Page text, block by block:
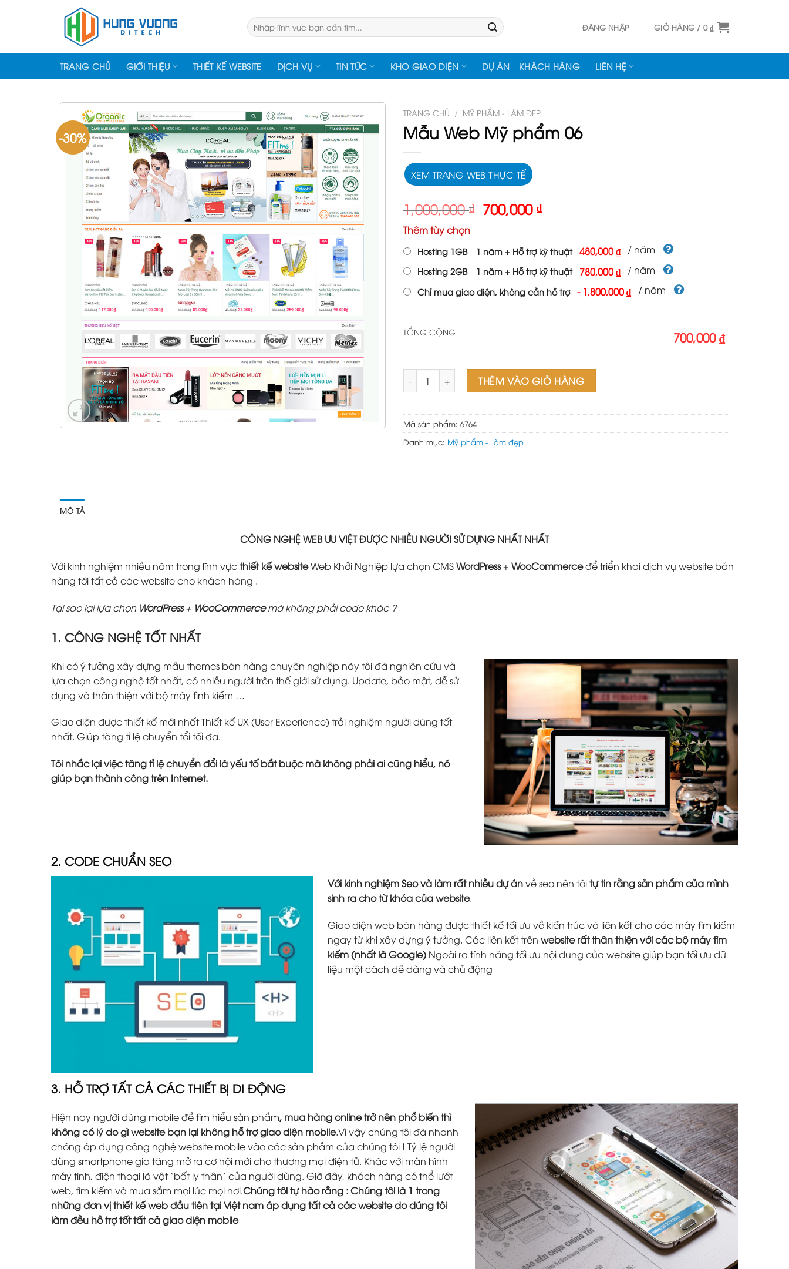
Tìm
kiếm:
ĐĂNG NHẬP GIỎ HÀNG / 0₫
TRANG CHỦ GIỚI THIỆU THIẾT KẾ WEBSITE DỊCH VỤ TIN TỨC KHO GIAO DIỆN DỰ ÁN – KHÁCH HÀNG LIÊN HỆ
-30%
TRANG CHỦ / MỸ PHẨM - LÀM ĐẸP
Mẫu Web Mỹ phẩm 06
XEM TRANG WEB THỰC TẾ
1,000,000₫ Giá
gốc
1,000,000 ₫.
700,000₫Giá
là:
700,000 ₫.
Thêm tùy chọn
Hosting 1GB – 1 năm + Hỗ trợ kỹ thuật 480,000 ₫ / năm
Hosting 2GB – 1 năm + Hỗ trợ kỹ thuật 780,000 ₫ / năm
Chỉ mua giao diện, không cần hỗ trợ -1,800,000 ₫ / năm
TỔNG CỘNG 700,000 ₫
Mẫu Web Mỹ phẩm 06 số lượngTHÊM VÀO GIỎ HÀNG
Mã sản phẩm: 6764
Danh mục: Mỹ phẩm - Làm đẹp
MÔ TẢ
CÔNG NGHỆ WEB ƯU VIỆT ĐƯỢC NHIỀU NGƯỜI SỬ DỤNG NHẤT NHẤT
Với kinh nghiệm nhiều năm trong lĩnh vựcthiết kế websiteWeb Khởi Nghiệp lựa chọn CMSWordPress+ WooCommerceđể triển khai dịch vụ website bán
hàng tới tất cả các website cho khách hàng .
Tại sao lại lựa chọn WordPress+ WooCommercemà không phải code khác ?
1. CÔNG NGHỆ TỐT NHẤT
Khi có ý tưởng xây dựng mẫu themes bán hàng chuyên nghiệp này tôi đã nghiên cứu và
lựa chọn công nghệ tốt nhất, có nhiều người trên thế giới sử dụng. Update, bảo mật, dễ sử
dụng và thân thiện với bộ máy tình kiếm …
Giao diện được thiết kế mới nhất Thiết kế UX (User Experience) trải nghiệm người dùng tốt
nhất. Giúp tăng tỉ lệ chuyển tổi tối đa.
Tôi nhắc lại việc tăng tỉ lệ chuyển đổi là yếu tố bắt buộc mà không phải ai cũng hiểu, nó
giúp bạn thành công trên Internet.
2. CODE CHUẨN SEO
Với kinh nghiệm Seo và làm rất nhiều dự ánvề seo nên tôitự tin rằng sản phẩm của mình
sinh ra cho từ khóa của website.
Giao diện web bán hàng được thiết kế tối ưu về kiến trúc và liên kết cho các máy tìm kiếm
ngay từ khi xây dựng ý tưởng. Các liên kết trên website rất thân thiện với các bộ máy tìm
kiếm (nhất là Google) Ngoài ra tính năng tối ưu nội dung của website giúp bạn tối ưu dữ
liệu một cách dễ dàng và chủ động
3. HỖ TRỢ TẤT CẢ CÁC THIẾT BỊ DI ĐỘNG
Hiện nay người dùng mobile để tìm hiểu sản phẩm, mua hàng online trở nên phổ biến thì
không có lý do gì website bạn lại không hỗ trợ giao diện mobile.Vì vậy chúng tôi đã nhanh
chóng áp dụng công nghệ website mobile vào các sản phầm của chúng tôi ! Tỷ lệ người
dùng smartphone gia tăng mở ra cơ hội mới cho thương mại điện tử. Khác với màn hình
máy tính, điện thoại là vật ‘bất ly thân’ của người dùng. Giờ đây, khách hàng có thể lướt
web, tìm kiếm và mua sắm mọi lúc mọi nơi.Chúng tôi tự hào rằng : Chúng tôi là 1 trong
những đơn vị thiết kế web đầu tiên tại Việt nam áp dụng tất cả các website do dúng tôi
làm đều hỗ trợ tốt tất cả giao diện mobile